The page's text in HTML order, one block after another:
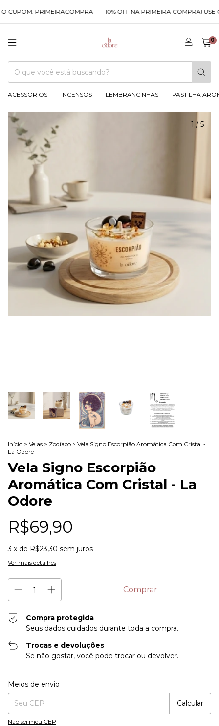
PRIMEIRACOMPRA 10% OFF NA PRIMEIRA COMPRA! USE O
0
ACESSORIOS INCENSOS LEMBRANCINHAS PASTILHA
1 / 5
Início > Velas > Zodíaco > Vela Signo Escorpião Aromática Com Cristal -
La Odore
Vela Signo Escorpião
Aromática Com Cristal - La
Odore
R$69,90
3 x de R$23,30 sem juros
Ver mais detalhes
Compra protegida
Seus dados cuidados durante toda a compra.
Trocas e devoluções
Se não gostar, você pode trocar ou devolver.
Entregas para o CEP:
Meios de envio
Calcular
Não sei meu CEP